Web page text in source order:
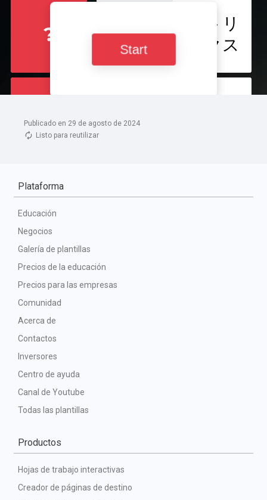
Publicado en 29 de agosto de 2024
Listo para reutilizar
Plataforma
Educación
Negocios
Galería de plantillas
Precios de la educación
Precios para las empresas
Comunidad
Acerca de
Contactos
Inversores
Centro de ayuda
Canal de Youtube
Todas las plantillas
Productos
Hojas de trabajo interactivas
Creador de páginas de destino